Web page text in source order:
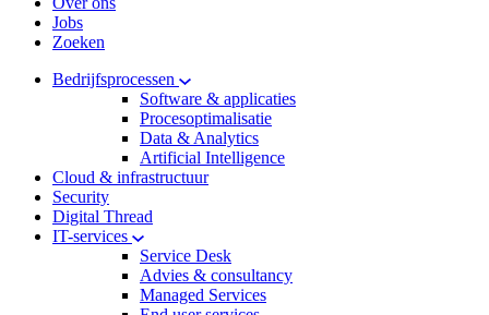
Jobs
Zoeken
Bedrijfsprocessen
Software & applicaties
Procesoptimalisatie
Data & Analytics
Artificial Intelligence
Cloud & infrastructuur
Security
Digital Thread
IT-services
Service Desk
Advies & consultancy
Managed Services